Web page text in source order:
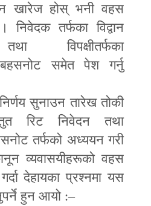
खारेज होस् भनी वहस
निवेदक तर्फका विद्वान
विपक्षीतर्फका
बहसनोट समेत पेश गर्नु
सुनाउन तारेख तोकी
रिट निवेदन तथा
तर्फको अध्ययन गरी
व्यवासयीहरूको वहस
देहायका प्रश्नमा यस
हुन आयो :–